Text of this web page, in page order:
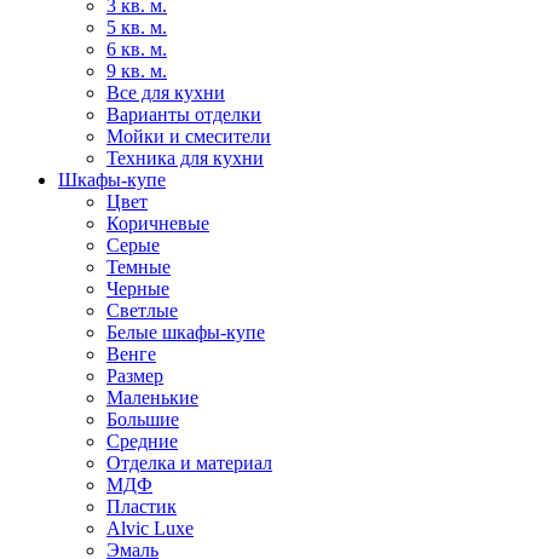
3 кв. м.
5 кв. м.
6 кв. м.
9 кв. м.
Все для кухни
Варианты отделки
Мойки и смесители
Техника для кухни
Шкафы-купе
Цвет
Коричневые
Серые
Темные
Черные
Светлые
Белые шкафы-купе
Венге
Размер
Маленькие
Большие
Средние
Отделка и материал
МДФ
Пластик
Alvic Luxe
Эмаль